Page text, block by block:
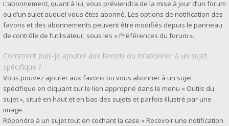
L’abonnement, quant à lui, vous préviendra de la mise à jour d’un forum
ou d’un sujet auquel vous êtes abonné. Les options de notification des
favoris et des abonnements peuvent être modifiés depuis le panneau
de contrôle de l’utilisateur, sous les « Préférences du forum ».
Comment puis-je ajouter aux favoris ou m’abonner à un sujet
spécifique ?
Vous pouvez ajouter aux favoris ou vous abonner à un sujet
spécifique en cliquant sur le lien approprié dans le menu « Outils du
sujet », situé en haut et en bas des sujets et parfois illustré par une
image.
Répondre à un sujet tout en cochant la case « Recevoir une notification